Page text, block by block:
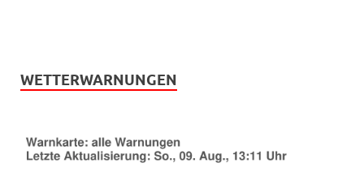
WETTERWARNUNGEN